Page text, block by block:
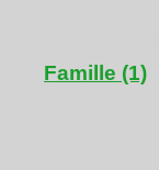
Famille (1)